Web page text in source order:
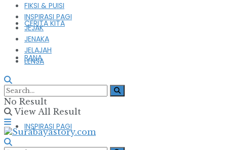
CERITA KITA
RANA
FIKSI & PUISI
INSPIRASI PAGI
FIKSI & PUISI
INSPIRASI PAGI
JEJAK
JENAKA
JELAJAH
LENSA
No Result
View All Result